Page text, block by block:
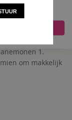
1.
om makkelijk